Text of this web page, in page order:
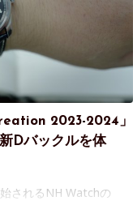
2023-2024」
Dバックルを体
されるNH Watchの